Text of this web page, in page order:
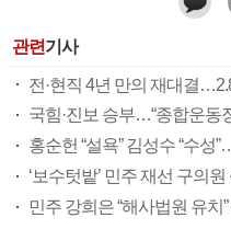
관련기사
전·현직 4년 만의 재대결
국힘·진보 승부…“종합운동
홍순헌 “설욕” 김성수 “수성
‘보수텃밭’ 민주 재선 구의
민주 강희은 “해사법원 유치